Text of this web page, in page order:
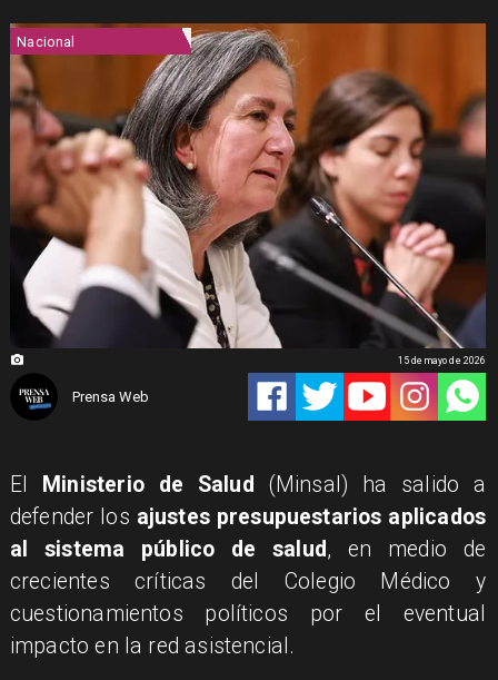
Nacional
Prensa Web
15 de mayo de 2026
El Ministerio de Salud
(Minsal) ha salido a
defender los ajustes presupuestarios aplicados
al sistema público de salud, en medio de
crecientes críticas del Colegio Médico y
cuestionamientos políticos por el eventual
impacto en la red asistencial.